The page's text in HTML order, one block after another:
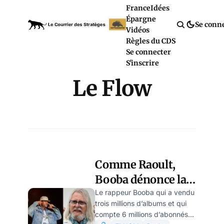
FranceIdées
Épargne
Vidéos
Règles du CDS
Se connecter
S'inscrire
Se
Le Flow
Comme Raoult,
Booba dénonce la
toxicité des vaccins
Covid
Le rappeur Booba qui a vendu
trois millions d’albums et qui
compte 6 millions d’abonnés